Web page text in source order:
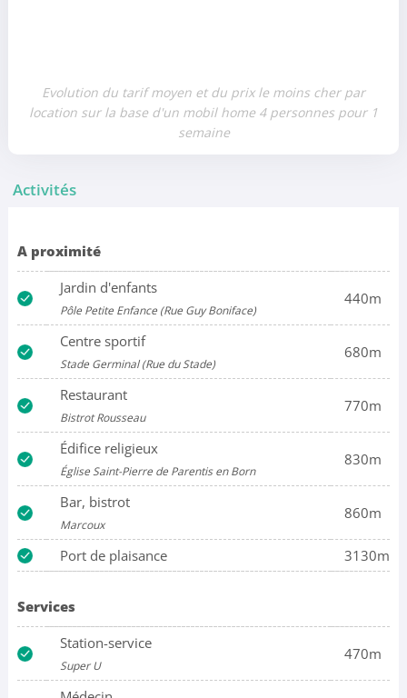
Evolution du tarif moyen et du prix le moins cher par
location sur la base d'un mobil home 4 personnes pour 1
semaine
Activités
A proximité
Jardin d'enfants
Pôle Petite Enfance (Rue Guy Boniface)
440m
Centre sportif
Stade Germinal (Rue du Stade)
680m
Restaurant
Bistrot Rousseau
770m
Édifice religieux
Église Saint-Pierre de Parentis en Born
830m
Bar, bistrot
Marcoux
860m
Port de plaisance 3130m
Services
Station-service
Super U
470m